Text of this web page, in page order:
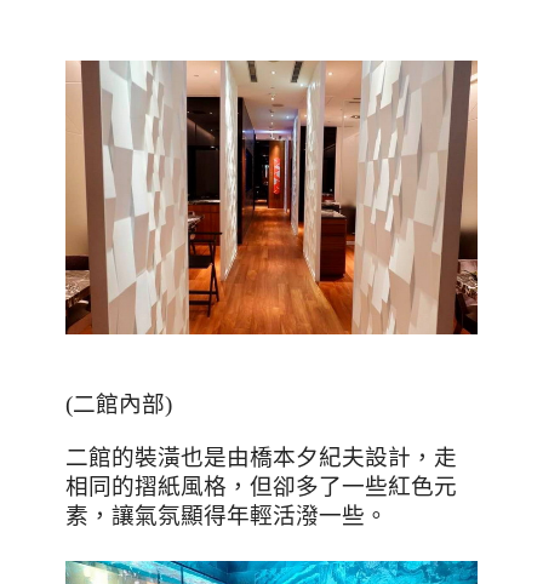
(二館內部)
二館的裝潢也是由橋本夕紀夫設計，走
相同的摺紙風格，但卻多了一些紅色元
素，讓氣氛顯得年輕活潑一些。